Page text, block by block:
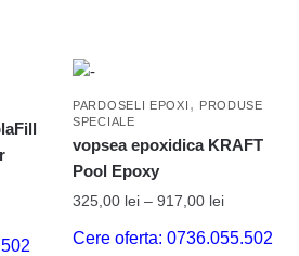
PARDOSELI EPOXI , PRODUSE
SPECIALE
vopsea epoxidica KRAFT
Pool Epoxy
325,00 lei – 917,00 lei
Cere oferta: 0736.055.502